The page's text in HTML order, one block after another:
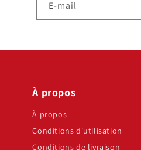
E-mail
À propos
À propos
Conditions d'utilisation
Conditions de livraison